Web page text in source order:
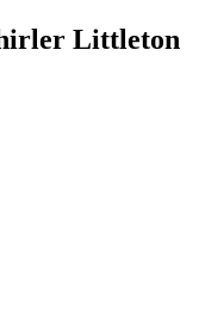
Littleton